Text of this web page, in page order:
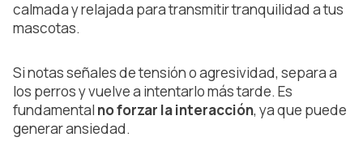
calmada y relajada para transmitir tranquilidad a tus
mascotas.
Si notas señales de tensión o agresividad, separa a
los perros y vuelve a intentarlo más tarde. Es
fundamental no forzar la interacción, ya que puede
generar ansiedad.